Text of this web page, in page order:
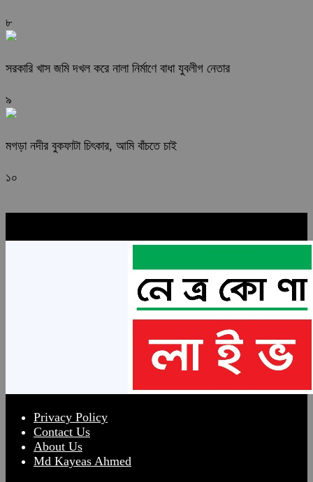
৮
সরকারি খাস জমি দখল করে নালা নির্মাণে বাধা যুবলীগ নেতার
৯
মগড়া নদীর বুকফাটা চিৎকার, আমি বাঁচতে চাই
১০
Privacy Policy
Contact Us
About Us
Md Kayeas Ahmed